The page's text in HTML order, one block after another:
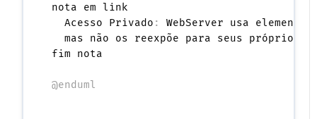
nota em link
  Acesso Privado
:
WebServer usa
mas não os reexpõe para seus próprios
fim nota
@enduml